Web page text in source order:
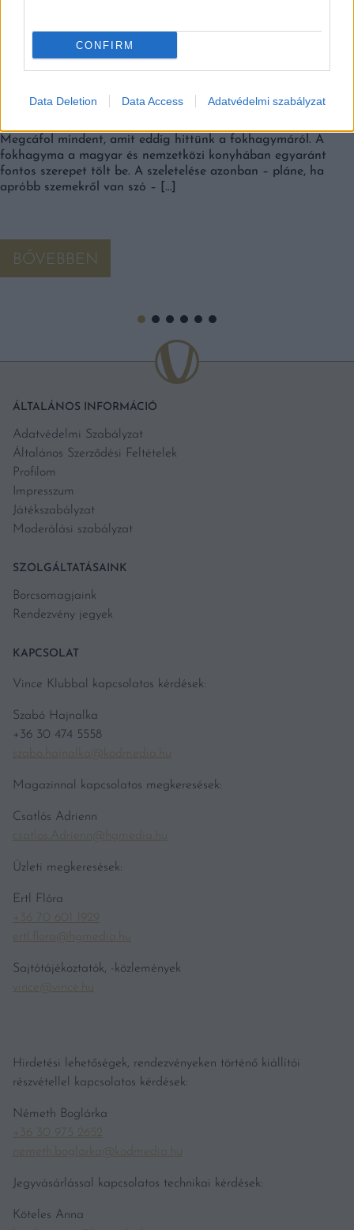
CONFIRM
Data Deletion Data Access Adatvédelmi szabályzat
LETAROLJA AZ INTERNETET AZ ÚJ FOKHAGYMA-
Megcáfol mindent, amit eddig hittünk a fokhagymáról. A
fokhagyma a magyar és nemzetközi konyhában egyaránt
fontos szerepet tölt be. A szeletelése azonban – pláne, ha
apróbb szemekről van szó – […]
BŐVEBBEN
ÁLTALÁNOS INFORMÁCIÓ
Adatvédelmi Szabályzat
Általános Szerződési Feltételek
Profilom
Impresszum
Játékszabályzat
Moderálási szabályzat
SZOLGÁLTATÁSAINK
Borcsomagjaink
Rendezvény jegyek
KAPCSOLAT
Vince Klubbal kapcsolatos kérdések:
Szabó Hajnalka
+36 30 474 5558
szabo.hajnalka@kodmedia.hu
Magazinnal kapcsolatos megkeresések:
Csatlós Adrienn
csatlos.Adrienn@hgmedia.hu
Üzleti megkeresések:
Ertl Flóra
+36 70 601 1929
ertl.flora@hgmedia.hu
Sajtótájékoztatók, -közlemények
vince@vince.hu
Hirdetési lehetőségek, rendezvényeken történő kiállítói
részvétellel kapcsolatos kérdések:
Németh Boglárka
+36 30 975 2652
nemeth.boglarka@kodmedia.hu
Jegyvásárlással kapcsolatos technikai kérdések:
Köteles Anna